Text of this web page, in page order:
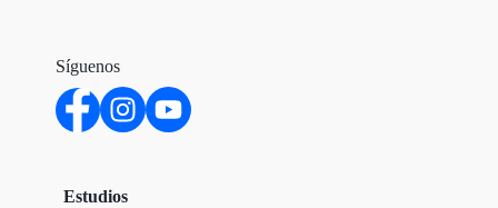
Síguenos
Estudios